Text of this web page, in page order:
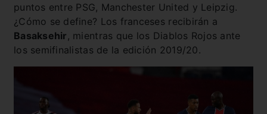
puntos entre PSG, Manchester United y Leipzig.
¿Cómo se define? Los franceses recibirán a
Basaksehir , mientras que los Diablos Rojos ante
los semifinalistas de la edición 2019/20.